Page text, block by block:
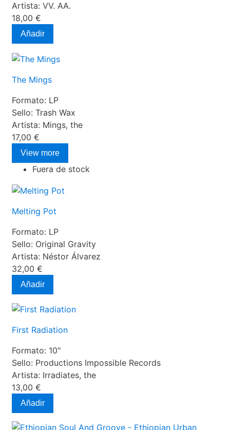
Artista: VV. AA.
18,00 €
Añadir
The Mings
Formato: LP
Sello: Trash Wax
Artista: Mings, the
17,00 €
View more
Fuera de stock
Melting Pot
Formato: LP
Sello: Original Gravity
Artista: Néstor Álvarez
32,00 €
Añadir
First Radiation
Formato: 10"
Sello: Productions Impossible Records
Artista: Irradiates, the
13,00 €
Añadir